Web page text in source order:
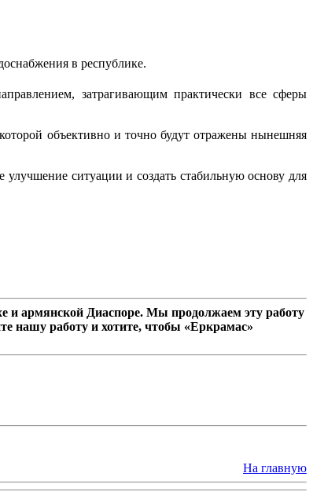
в республике.
затрагивающим практически все сферы
объективно и точно будут отражены нынешняя
ситуации и создать стабильную основу для
и армянской Диаспоре. Мы продолжаем эту работу
нашу работу и хотите, чтобы «Еркрамас»
На главную